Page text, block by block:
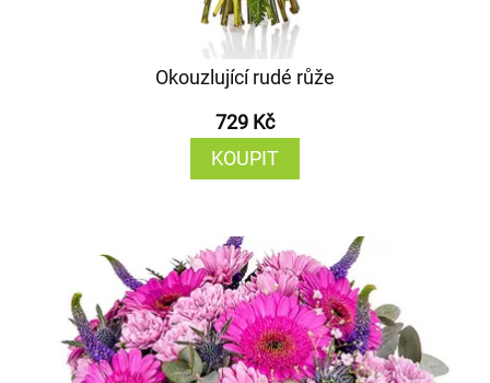
Okouzlující rudé růže
729 Kč
KOUPIT